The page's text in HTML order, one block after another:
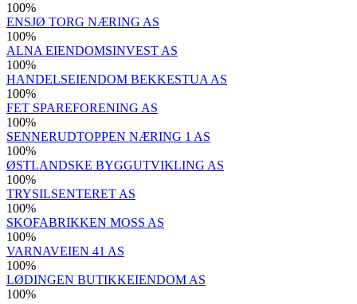
100%
ENSJØ TORG NÆRING AS
100%
ALNA EIENDOMSINVEST AS
100%
HANDELSEIENDOM BEKKESTUA AS
100%
FET SPAREFORENING AS
100%
SENNERUDTOPPEN NÆRING 1 AS
100%
ØSTLANDSKE BYGGUTVIKLING AS
100%
TRYSILSENTERET AS
100%
SKOFABRIKKEN MOSS AS
100%
VARNAVEIEN 41 AS
100%
LØDINGEN BUTIKKEIENDOM AS
100%